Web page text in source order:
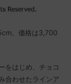
。価格は3,700
をはじめ、チョコ
合わせたラインア